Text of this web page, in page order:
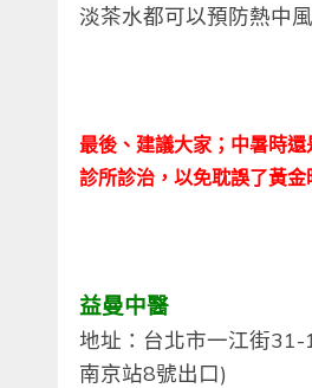
淡茶水都可以預防熱中風
最後、建議大家；中暑時
診所診治，以免耽誤了黃金
益曼中醫
地址：台北市一江街31-
南京站8號出口)